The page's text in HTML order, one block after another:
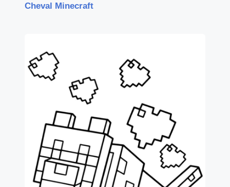
Cheval Minecraft